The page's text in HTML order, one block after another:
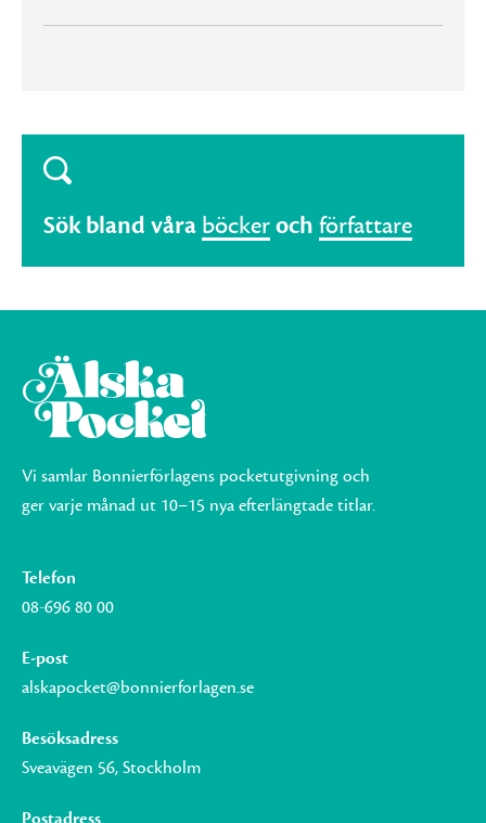
Sök bland våra böckeroch författare
Vi samlar Bonnierförlagens pocketutgivning och
ger varje månad ut 10–15 nya efterlängtade titlar.
Telefon
08-696 80 00
E-post
alskapocket@bonnierforlagen.se
Besöksadress
Sveavägen 56, Stockholm
Postadress